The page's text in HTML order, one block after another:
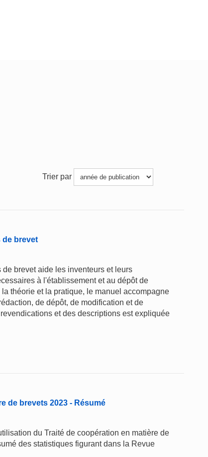
Trier par
de brevet
brevet aide les inventeurs et leurs
à l'établissement et au dépôt de
théorie et la pratique, le manuel accompagne
de dépôt, de modification et de
et des descriptions est expliquée
de brevets 2023 - Résumé
du Traité de coopération en matière de
des statistiques figurant dans la Revue